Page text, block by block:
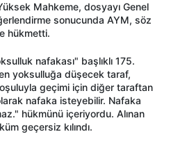
Mahkeme, dosyayı Genel
sonucunda AYM, söz
hükmetti.
nafakası" başlıklı 175.
yoksulluğa düşecek taraf,
geçimi için diğer taraftan
nafaka isteyebilir. Nafaka
hükmünü içeriyordu. Alınan
geçersiz kılındı.